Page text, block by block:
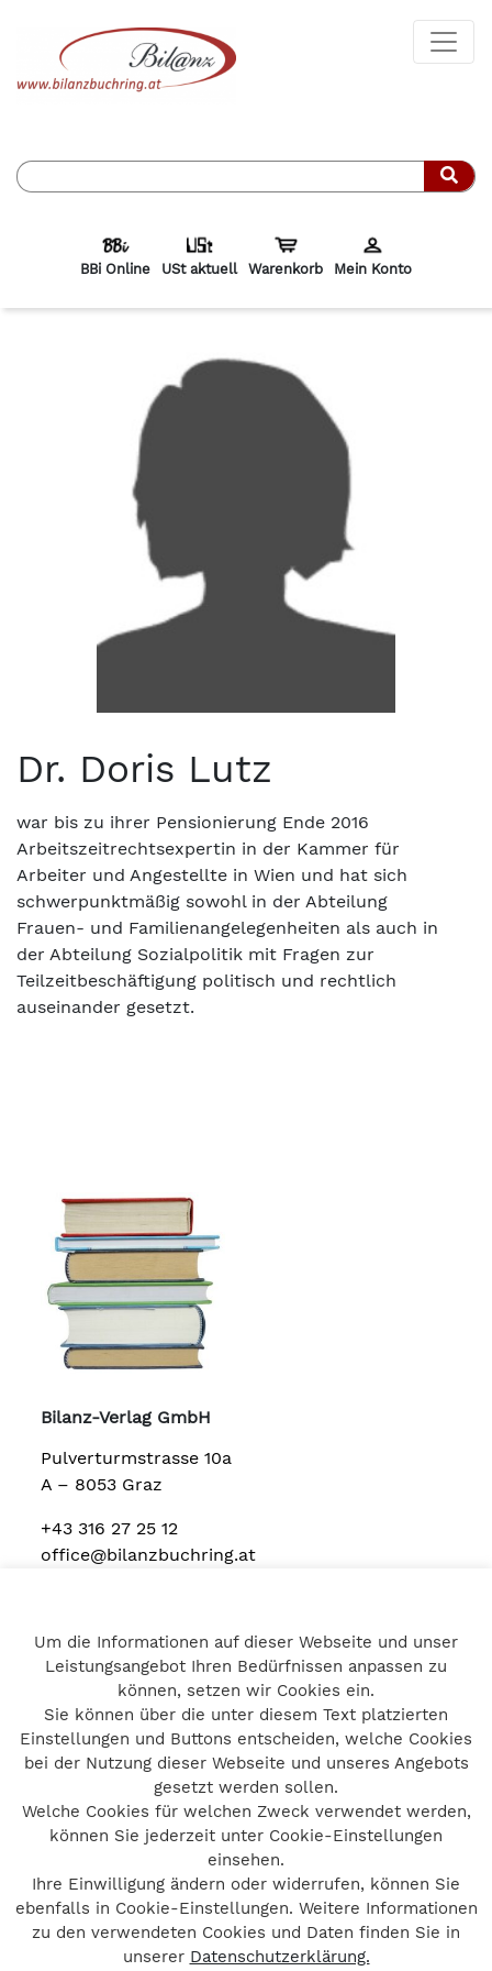
BBi Online USt aktuell Warenkorb Mein Konto
Dr. Doris Lutz
war bis zu ihrer Pensionierung Ende 2016
Arbeitszeitrechtsexpertin in der Kammer für
Arbeiter und Angestellte in Wien und hat sich
schwerpunktmäßig sowohl in der Abteilung
Frauen- und Familienangelegenheiten als auch in
der Abteilung Sozialpolitik mit Fragen zur
Teilzeitbeschäftigung politisch und rechtlich
auseinander gesetzt.
Bilanz-Verlag GmbH
Pulverturmstrasse 10a
A – 8053 Graz
+43 316 27 25 12
office@bilanzbuchring.at
Home
Impressum
Datenschutz
Kontakt
Datenschutz
Um die Informationen auf dieser Webseite und unser
Leistungsangebot Ihren Bedürfnissen anpassen zu
können, setzen wir Cookies ein.
Sie können über die unter diesem Text platzierten
Einstellungen und Buttons entscheiden, welche Cookies
bei der Nutzung dieser Webseite und unseres Angebots
gesetzt werden sollen.
Welche Cookies für welchen Zweck verwendet werden,
können Sie jederzeit unter Cookie-Einstellungen
einsehen.
Ihre Einwilligung ändern oder widerrufen, können Sie
ebenfalls in Cookie-Einstellungen. Weitere Informationen
zu den verwendeten Cookies und Daten finden Sie in
unserer Datenschutzerklärung.